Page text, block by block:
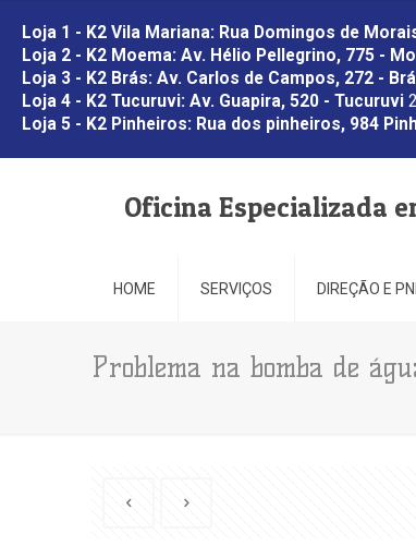
Loja 1 - K2 Vila Mariana: Rua Domingos de
Loja 2 - K2 Moema: Av. Hélio Pellegrino, 775 -
Loja 3 - K2 Brás: Av. Carlos de Campos, 272 -
Loja 4 - K2 Tucuruvi: Av. Guapira, 520 - Tucuruvi
Loja 5 - K2 Pinheiros: Rua dos pinheiros, 984
Oficina Especializada
HOME SERVIÇOS DIREÇÃO E
Problema na bomba de